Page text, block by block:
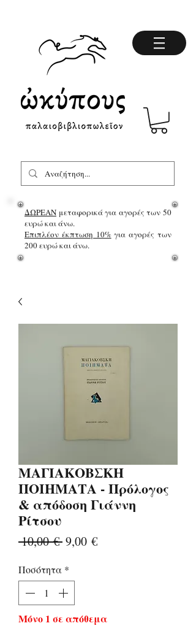
ΔΩΡΕΑΝ μεταφορικά για αγορές των 50
ευρώ και άνω.
Επιπλέον έκπτωση 10%για αγορές των
200 ευρώ και άνω.
ΜΑΓΙΑΚΟΒΣΚΗ
ΠΟΙΗΜΑΤΑ - Πρόλογος
& απόδοση Γιάννη
Ρίτσου
10,00 € Κανονική
9,00 €Τιμή
Ποσότητα *
Μόνο 1 σε απόθεμα